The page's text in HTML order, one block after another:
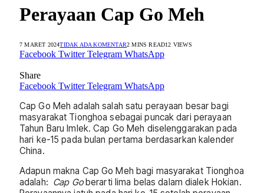
Perayaan Cap Go Meh
7 MARET 2024TIDAK ADA KOMENTAR2 MINS READ12 VIEWS
Facebook Twitter Telegram WhatsApp
Share
Facebook Twitter Telegram WhatsApp
Cap Go Meh adalah salah satu perayaan besar bagi
masyarakat Tionghoa sebagai puncak dari perayaan
Tahun Baru Imlek. Cap Go Meh diselenggarakan pada
hari ke-15 pada bulan pertama berdasarkan kalender
China.
Adapun makna Cap Go Meh bagi masyarakat Tionghoa
adalah: Cap Goberarti lima belas dalam dialek Hokian.